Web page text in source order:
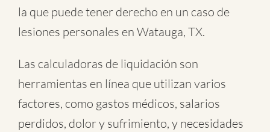
la que puede tener derecho en un caso de
lesiones personales en Watauga, TX.
Las calculadoras de liquidación son
herramientas en línea que utilizan varios
factores, como gastos médicos, salarios
perdidos, dolor y sufrimiento, y necesidades